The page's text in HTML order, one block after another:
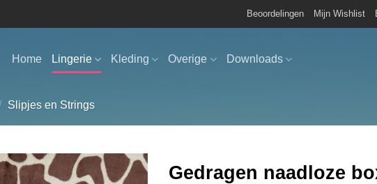
Beoordelingen Mijn Wishlist
Home Lingerie Kleding Overige Downloads
Slipjes en Strings
Gedragen naadloze